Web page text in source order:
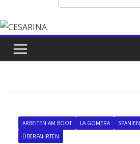
ARBEITEN AM BOOT LA GOMERA SPANIEN
ÜBERFAHRTEN